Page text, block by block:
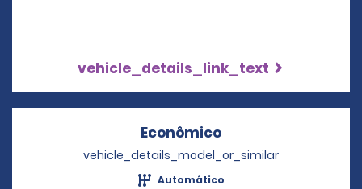
vehicle_details_link_text
Econômico
vehicle_details_model_or_similar
Automático